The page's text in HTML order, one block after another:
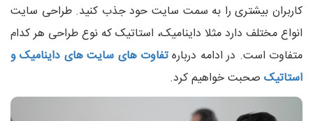
کاربران بیشتری را به سمت سایت حود جذب کنید. طراحی سایت
انواع مختلف دارد مثلا داینامیک، استاتیک که نوع طراحی هر کدام
متفاوت است. در ادامه دربارهتفاوت های سایت های داینامیک و
استاتیک صحبت خواهیم کرد.